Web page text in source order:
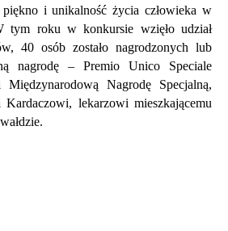
i unikalność życia człowieka w
tym roku w konkursie wzięło udział
40 osób zostało nagrodzonych lub
nagrodę – Premio Unico Speciale
Nagrodę Specjalną,
Kardaczowi, lekarzowi mieszkającemu